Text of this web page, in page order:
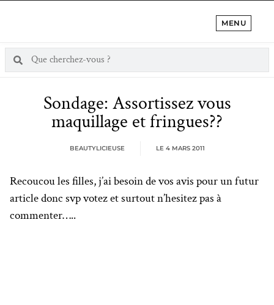
MENU
Sondage: Assortissez vous
maquillage et fringues??
BEAUTYLICIEUSE LE 4 MARS 2011
Recoucou les filles, j’ai besoin de vos avis pour un futur
article donc svp votez et surtout n’hesitez pas à
commenter…..